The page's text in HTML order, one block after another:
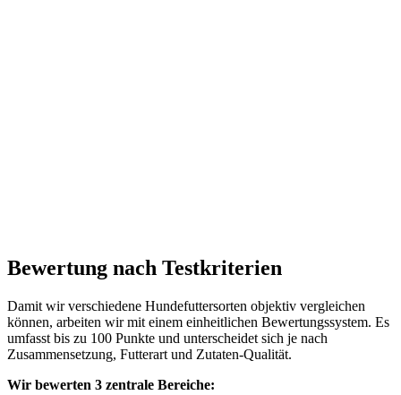
Bewertung nach Testkriterien
Damit wir verschiedene Hundefuttersorten objektiv vergleichen
können, arbeiten wir mit einem einheitlichen Bewertungssystem. Es
umfasst bis zu 100 Punkte und unterscheidet sich je nach
Zusammensetzung, Futterart und Zutaten-Qualität.
Wir bewerten 3 zentrale Bereiche: